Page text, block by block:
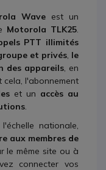
Wave est un
Motorola TLK25.
PTT illimités
et privés, le
des appareils, en
cela, l'abonnement
et un accès au
.
nationale,
aux membres de
le même site ou à
connecter vos